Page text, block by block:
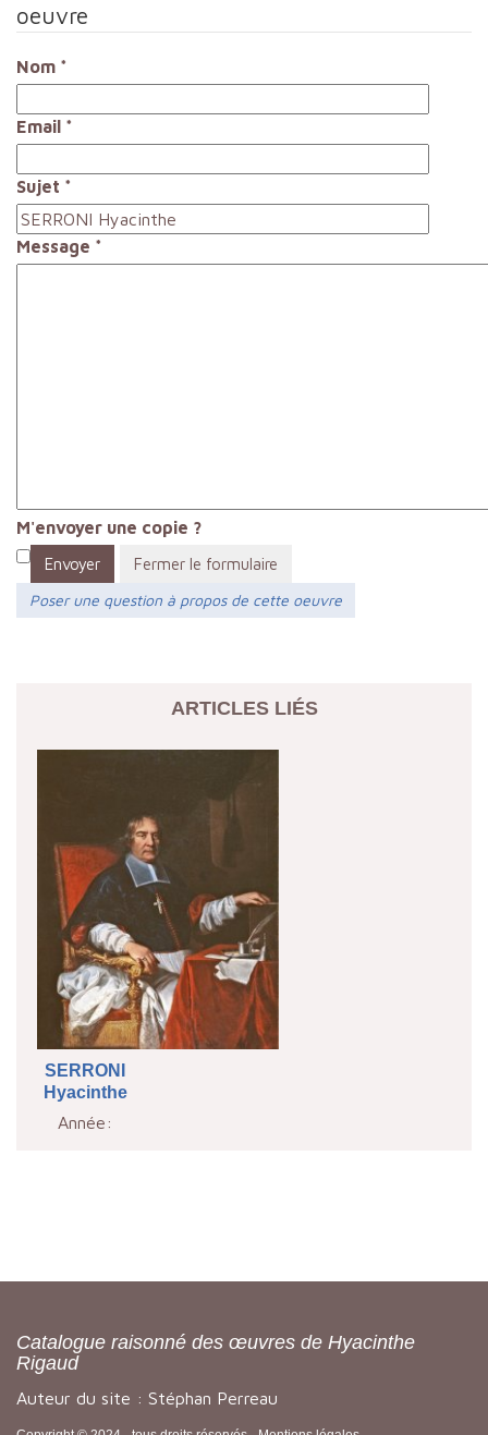
oeuvre
Nom *
Email *
Sujet *
Message *
M'envoyer une copie ?
Envoyer
Fermer le formulaire
Poser une question à propos de cette oeuvre
ARTICLES LIÉS
SERRONI
Hyacinthe
Année:
Catalogue raisonné des œuvres de Hyacinthe
Rigaud
Auteur du site : Stéphan Perreau